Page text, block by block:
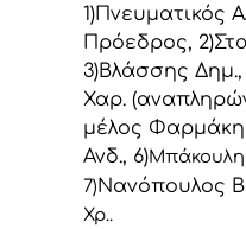
1)Πνευματικός
Πρόεδρoς,
3)Βλάσσης
Χαρ.
μέλος Φαρμάκη
Ανδ., 6)
7)Νανόπουλος
Χρ..